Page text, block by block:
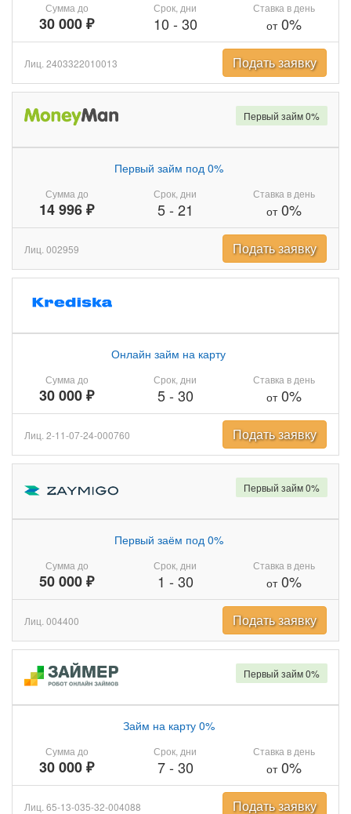
Сумма до
30 000 ₽
Срок, дни
10 - 30
Ставка в день
от0%
Лиц. 2403322010013 Подать заявку
Сумма до
14 996 ₽
Первый займ под 0%
Срок, дни
5- 21
Ставка в день
от0%
Первый займ 0%
Лиц. 002959 Подать заявку
Сумма до
30 000 ₽
Онлайн займ на карту
Срок, дни
5- 30
Ставка в день
от0%
Лиц. 2-11-07-24-000760 Подать заявку
Сумма до
50 000 ₽
Первый заём под 0%
Срок, дни
1 - 30
Ставка в день
от0%
Первый займ 0%
Лиц. 004400 Подать заявку
Сумма до
30 000 ₽
Займ на карту 0%
Срок, дни
7- 30
Ставка в день
от0%
Первый займ 0%
Лиц. 65-13-035-32-004088 Подать заявку